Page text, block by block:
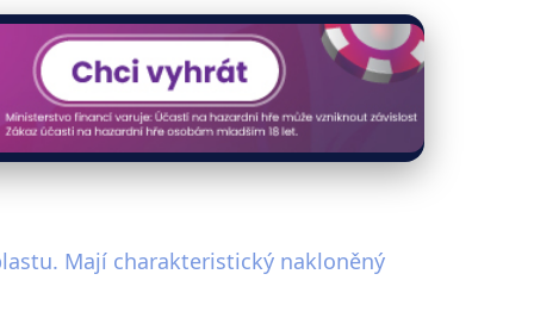
Mají charakteristický nakloněný